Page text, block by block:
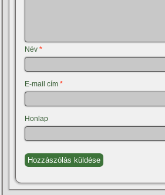
Név*
E-mail cím*
Honlap